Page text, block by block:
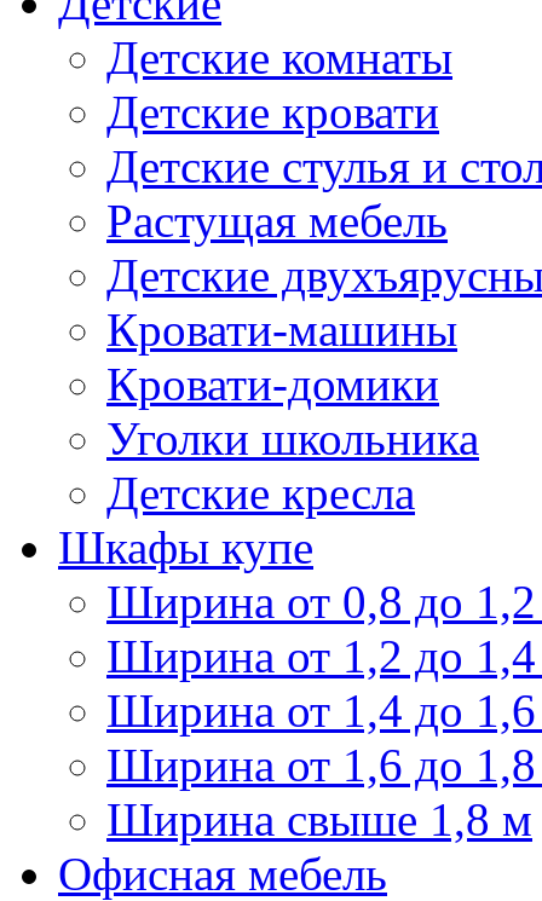
Детские комнаты
Детские кровати
Детские стулья и
Растущая мебель
Детские
Кровати-машины
Кровати-домики
Уголки школьника
Детские кресла
Шкафы купе
Ширина от 0,8 до
Ширина от 1,2 до
Ширина от 1,4 до
Ширина от 1,6 до
Ширина свыше 1,8 м
Офисная мебель